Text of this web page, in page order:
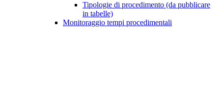
Tipologie di procedimento (da pubblicare
in tabelle)
Monitoraggio tempi procedimentali